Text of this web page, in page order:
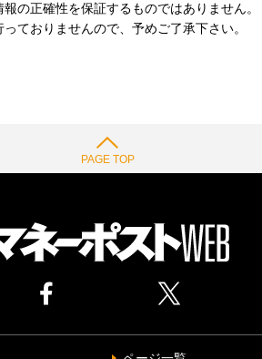
の正確性を保証するものではありません。
ておりませんので、予めご了承下さい。
PAGE TOP